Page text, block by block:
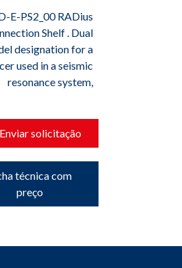
E-PS2_00 RADius
Shelf . Dual
designation for a
used in a seismic
resonance system,
Enviar solicitação
técnica com
preço